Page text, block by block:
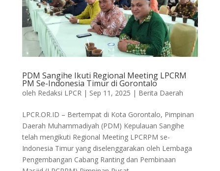
PDM Sangihe Ikuti Regional Meeting LPCRM
PM Se-Indonesia Timur di Gorontalo
oleh Redaksi LPCR| Sep 11, 2025 | Berita Daerah
LPCR.OR.ID – Bertempat di Kota Gorontalo, Pimpinan
Daerah Muhammadiyah (PDM) Kepulauan Sangihe
telah mengikuti Regional Meeting LPCRPM se-
Indonesia Timur yang diselenggarakan oleh Lembaga
Pengembangan Cabang Ranting dan Pembinaan